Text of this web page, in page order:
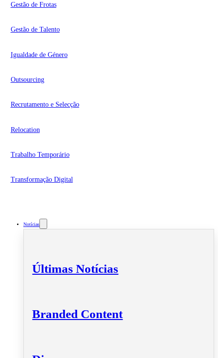
Gestão de Frotas
Gestão de Talento
Igualdade de Género
Outsourcing
Recrutamento e Selecção
Relocation
Trabalho Temporário
Transformação Digital
Notícias
Últimas Notícias
Branded Content